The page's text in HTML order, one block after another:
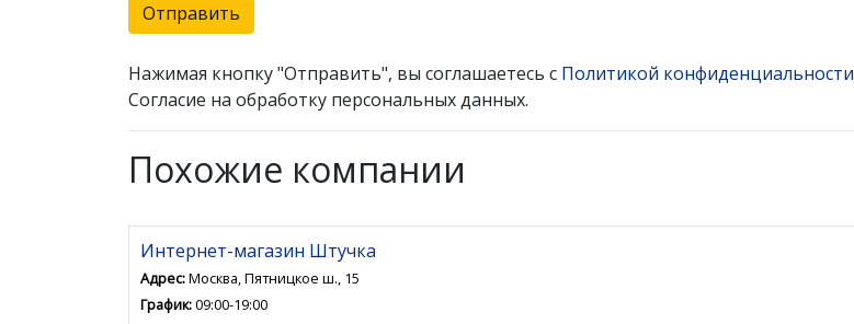
Отправить
Нажимая кнопку "Отправить", вы соглашаетесь с Политикой конфиденциальности
Согласие на обработку персональных данных.
Похожие компании
Интернет-магазин Штучка
Адрес:Москва, Пятницкое ш., 15
График:09:00-19:00